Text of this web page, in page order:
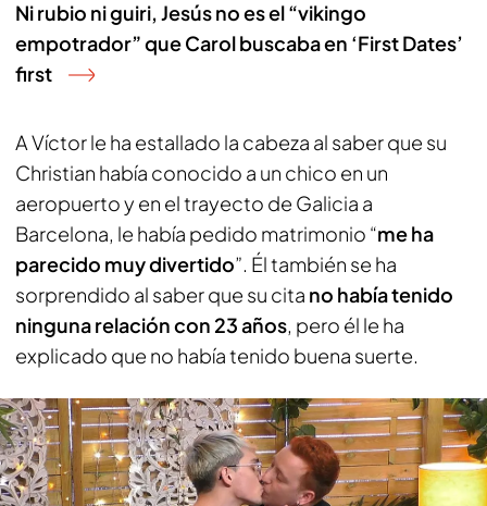
Ni rubio ni guiri, Jesús no es el “vikingo
empotrador” que Carol buscaba en ‘First Dates’
first
A Víctor le ha estallado la cabeza al saber que su
Christian había conocido a un chico en un
aeropuerto y en el trayecto de Galicia a
Barcelona, le había pedido matrimonio “me ha
parecido muy divertido”. Él también se ha
sorprendido al saber que su cita no había tenido
ninguna relación con 23 años, pero él le ha
explicado que no había tenido buena suerte.